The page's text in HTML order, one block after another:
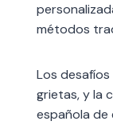
métodos
Los
grietas, y la
española de